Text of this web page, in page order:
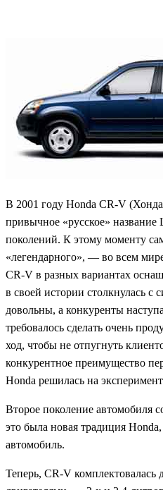
В 2001 году Honda CR-V
привычное «русское»
поколений. К этому моменту
«легендарного», — во всем
CR-V в разных вариантах
в своей истории столкнулась с
довольны, а конкуренты
требовалось сделать очень
ход, чтобы не отпугнуть
конкурентное преимущество
Honda решилась на
Второе поколение автомобиля
это была новая традиция
автомобиль.
Теперь, CR-V